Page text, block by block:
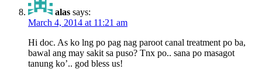
alas says:
March 4, 2014 at 11:21 am
Hi doc. As ko lng po pag nag paroot canal treatment po ba,
bawal ang may sakit sa puso? Tnx po.. sana po masagot
tanung ko’.. god bless us!